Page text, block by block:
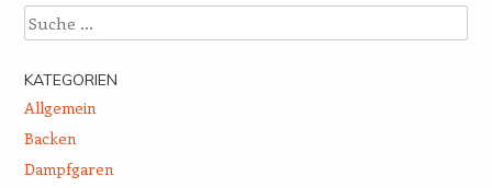
Suche
KATEGORIEN
Allgemein
Backen
Dampfgaren